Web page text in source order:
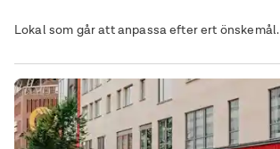
Lokal som går att anpassa efter ert önskemål.